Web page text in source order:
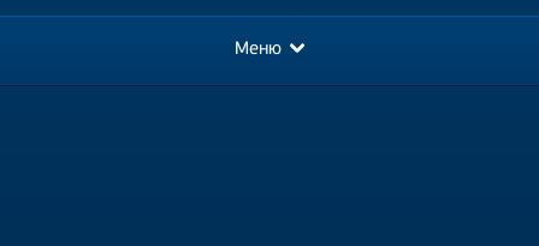
Меню